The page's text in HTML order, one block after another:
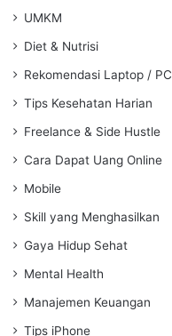
UMKM
Diet & Nutrisi
Rekomendasi Laptop / PC
Tips Kesehatan Harian
Freelance & Side Hustle
Cara Dapat Uang Online
Mobile
Skill yang Menghasilkan
Gaya Hidup Sehat
Mental Health
Manajemen Keuangan
Tips iPhone